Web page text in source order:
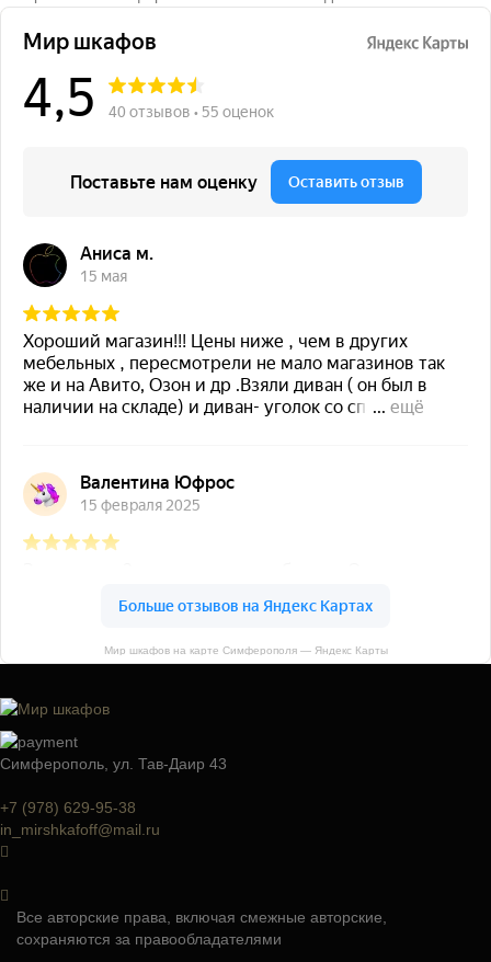
Мир шкафов на карте Симферополя — Яндекс Карты
Симферополь, ул. Тав-Даир 43
+7 (978) 629-95-38
in_mirshkafoff@mail.ru
Все авторские права, включая смежные авторские,
сохраняются за правообладателями